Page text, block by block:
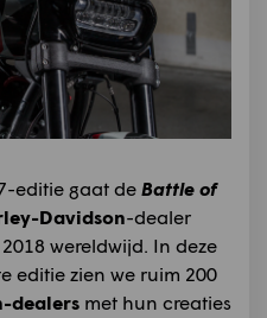
editie gaat de Battle of
Davidson-dealer
wereldwijd. In deze
editie zien we ruim 200
dealers met hun creaties